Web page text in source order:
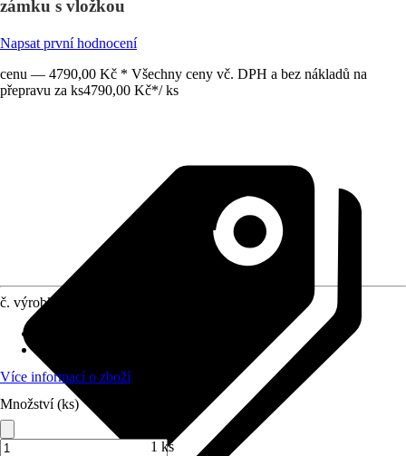
zámku s vložkou
Napsat první hodnocení
cenu — 4790,00 Kč * Všechny ceny vč. DPH a bez nákladů na
přepravu za ks4790,00 Kč*/ ks
č. výrobku
Více informací o zboží
Množství (ks)
1 ks